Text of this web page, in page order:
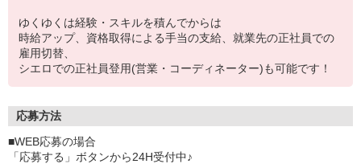
ゆくゆくは経験・スキルを積んでからは
時給アップ、資格取得による手当の支給、就業先の正社員での
雇用切替、
シエロでの正社員登用(営業・コーディネーター)も可能です！
応募方法
■WEB応募の場合
「応募する」ボタンから24H受付中♪